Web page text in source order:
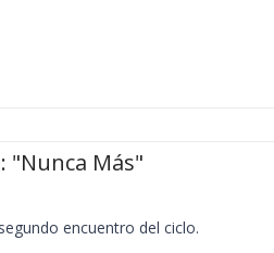
"Nunca Más"
encuentro del ciclo.